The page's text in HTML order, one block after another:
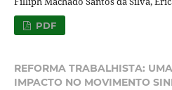
PDF
REFORMA TRABALHISTA:
IMPACTO NO MOVIMENTO